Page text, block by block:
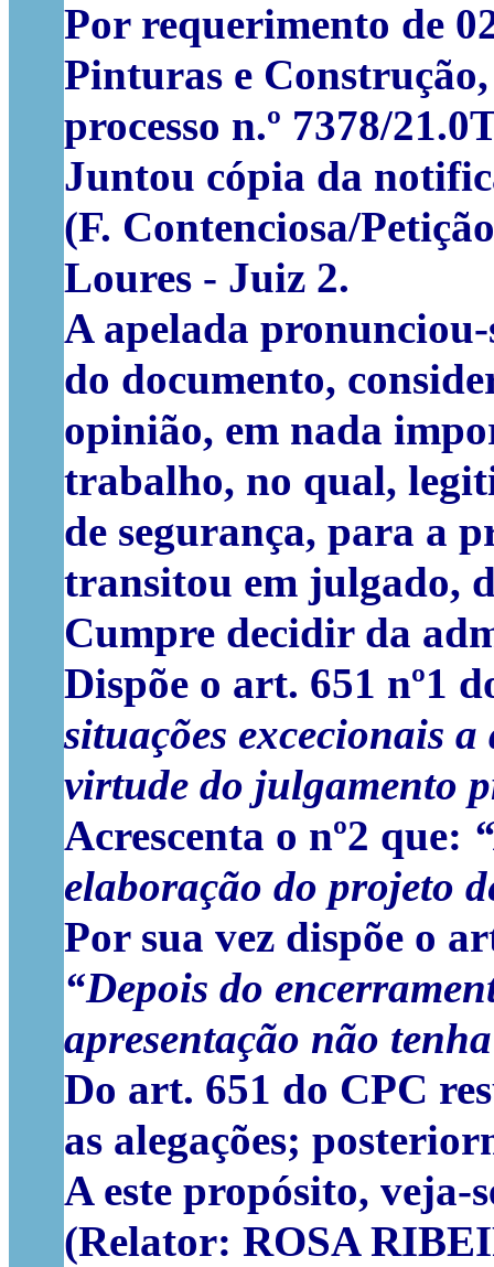
Por requerimento de
Pinturas e
processo n.º 7378/
Juntou cópia da
(F. Contenciosa/
Loures - Juiz 2.
A apelada
do documento,
opinião, em nada
trabalho, no qual,
de segurança, para a
transitou em julgado,
Cumpre decidir da
Dispõe o art. 651 nº1
situações excecionais
virtude do julgamento
Acrescenta o nº2 que:
elaboração do projeto
Por sua vez dispõe o
“Depois do
apresentação não
Do art. 651 do CPC
as alegações;
A este propósito, veja-
(Relator: ROSA